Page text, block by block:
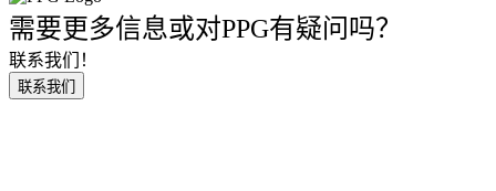
需要更多信息或对PPG有疑问吗？
联系我们！
联系我们